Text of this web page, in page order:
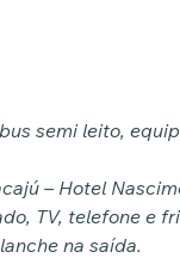
semi leito,
– Hotel
TV, telefone e
na saída.